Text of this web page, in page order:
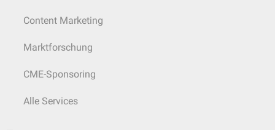
Content Marketing
Marktforschung
CME-Sponsoring
Alle Services